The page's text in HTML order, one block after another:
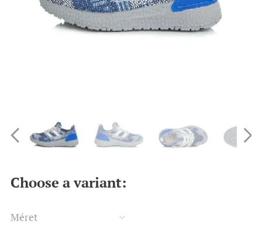
Choose a variant:
Méret